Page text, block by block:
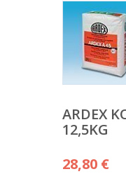
ARDEX
12,5KG
28,80 €